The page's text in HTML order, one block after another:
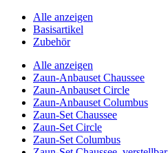
Alle anzeigen
Basisartikel
Zubehör
Alle anzeigen
Zaun-Anbauset Chaussee
Zaun-Anbauset Circle
Zaun-Anbauset Columbus
Zaun-Set Chaussee
Zaun-Set Circle
Zaun-Set Columbus